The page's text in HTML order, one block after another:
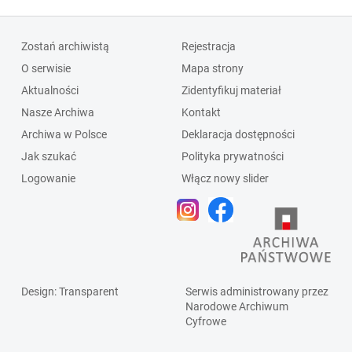
Zostań archiwistą
O serwisie
Aktualności
Nasze Archiwa
Archiwa w Polsce
Jak szukać
Logowanie
Rejestracja
Mapa strony
Zidentyfikuj materiał
Kontakt
Deklaracja dostępności
Polityka prywatności
Włącz nowy slider
Design: Transparent
Serwis administrowany przez
Narodowe Archiwum
Cyfrowe